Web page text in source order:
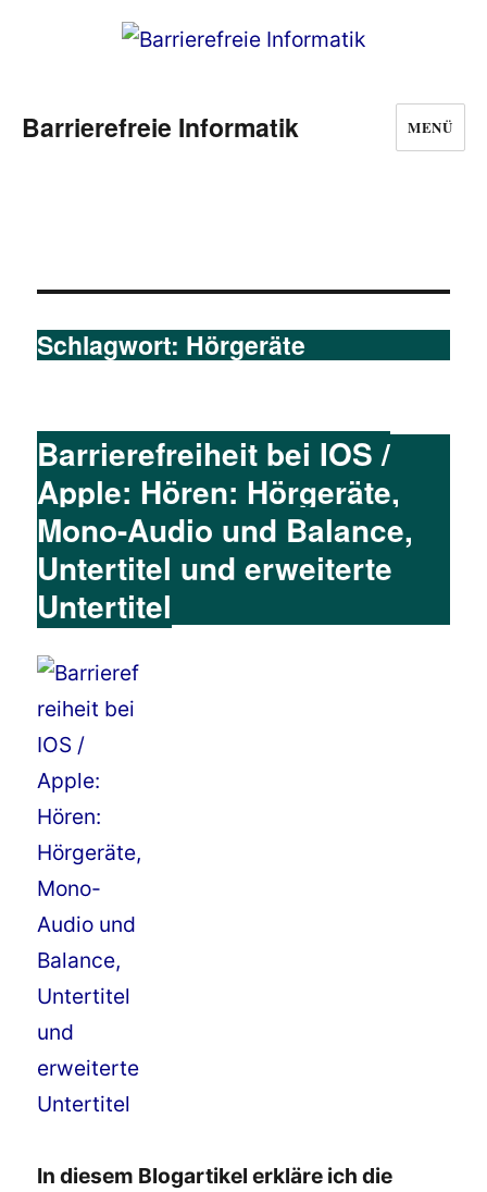
Barrierefreie Informatik MENÜ
Schlagwort: Hörgeräte
Barrierefreiheit bei IOS /
Apple: Hören: Hörgeräte,
Mono-Audio und Balance,
Untertitel und erweiterte
Untertitel
In diesem Blogartikel erkläre ich die